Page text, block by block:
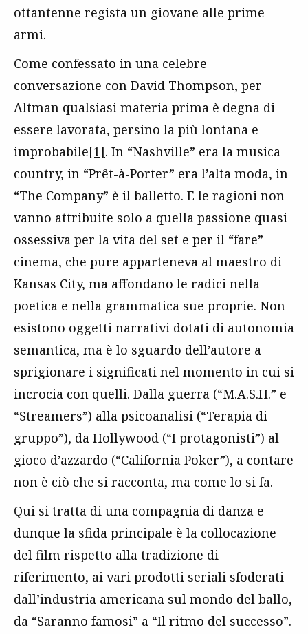
ottantenne regista un giovane alle prime
armi.
Come confessato in una celebre
conversazione con David Thompson, per
Altman qualsiasi materia prima è degna di
essere lavorata, persino la più lontana e
improbabile[1]. In “Nashville” era la musica
country, in “Prêt-à-Porter” era l’alta moda, in
“The Company” è il balletto. E le ragioni non
vanno attribuite solo a quella passione quasi
ossessiva per la vita del set e per il “fare”
cinema, che pure apparteneva al maestro di
Kansas City, ma affondano le radici nella
poetica e nella grammatica sue proprie. Non
esistono oggetti narrativi dotati di autonomia
semantica, ma è lo sguardo dell’autore a
sprigionare i significati nel momento in cui si
incrocia con quelli. Dalla guerra (“M.A.S.H.” e
“Streamers”) alla psicoanalisi (“Terapia di
gruppo”), da Hollywood (“I protagonisti”) al
gioco d’azzardo (“California Poker”), a contare
non è ciò che si racconta, ma come lo si fa.
Qui si tratta di una compagnia di danza e
dunque la sfida principale è la collocazione
del film rispetto alla tradizione di
riferimento, ai vari prodotti seriali sfoderati
dall’industria americana sul mondo del ballo,
da “Saranno famosi” a “Il ritmo del successo”.